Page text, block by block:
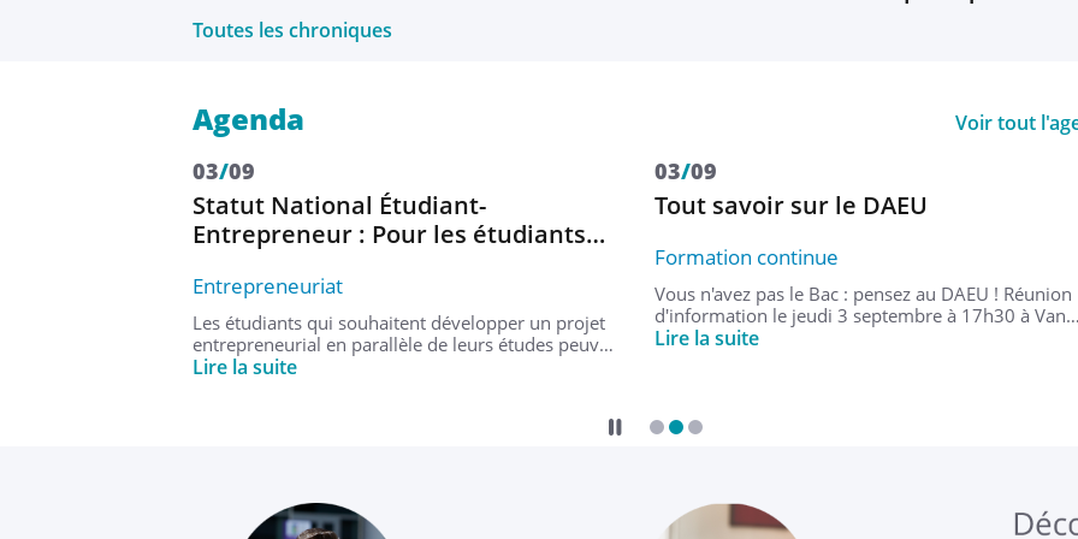
Toutes les chroniques
Agenda
03/09
Statut National Étudiant-
Entrepreneur : Pour les étudiants…
Entrepreneuriat
Les étudiants qui souhaitent développer un projet
entrepreneurial en parallèle de leurs études peuv…
Lire la suite
03/09
Tout savoir sur le DAEU
Formation continue
Vous n'avez pas le Bac : pensez au DAEU ! Réunion
d'information le jeudi 3 septembre à 17h30 à Van…
Lire la suite
Voir tout